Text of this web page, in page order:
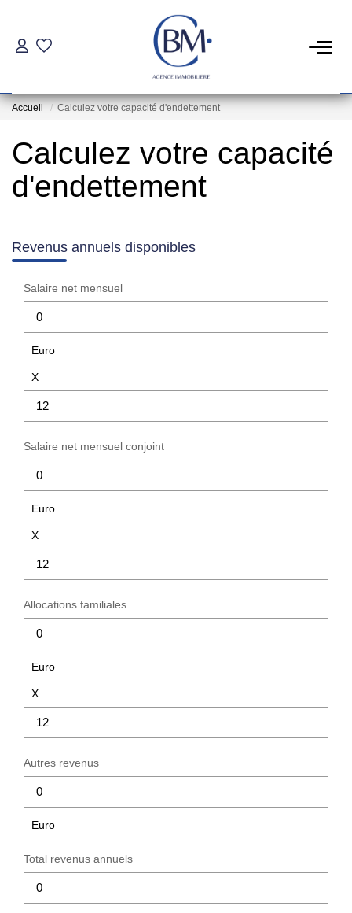
PARTICULIERS
Location
COMMERCES ET BUREAUX
CONTACT
Accueil Calculez votre capacité d'endettement
Calculez votre capacité
d'endettement
Revenus annuels disponibles
Salaire net mensuel
Euro
X
Salaire net mensuel conjoint
Euro
X
Allocations familiales
Euro
X
Autres revenus
Euro
Total revenus annuels